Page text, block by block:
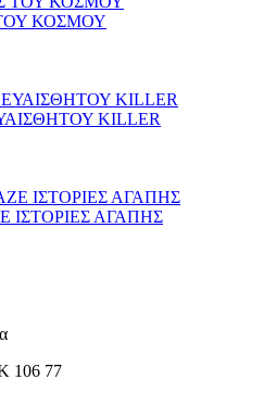
ΚΟΣΜΟΥ
KILLER
ΙΣΤΟΡΙΕΣ ΑΓΑΠΗΣ
106 77